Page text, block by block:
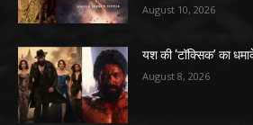
August 10, 2026
यश की ‘टॉक्सिक’ का
August 8, 2026